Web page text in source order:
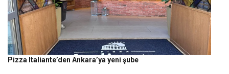
Pizza Italiante’den Ankara’ya yeni şube